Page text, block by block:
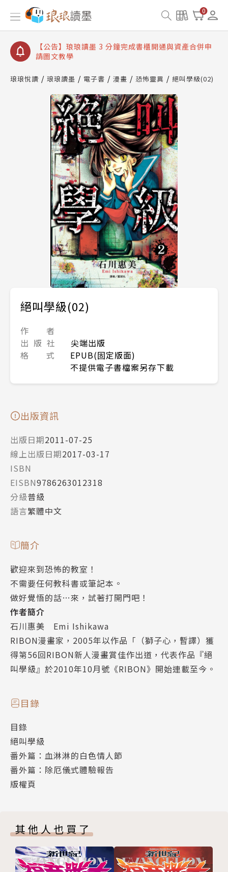
0
【公告】琅琅讀墨數位閱讀資產合併與書櫃開通申請
【公告】琅琅讀墨書櫃開通常見問題
【公告】琅琅讀墨 3 分鐘完成書櫃開通與資產合併申
請圖文教學
查詢
【公告】琅琅讀墨數位閱讀資產合併與書櫃開通申請
琅琅悅讀 琅琅讀墨 電子書 漫畫 恐怖靈異 絕叫學級(02)
絕叫學級(02)
作 者
出 版 社
尖端出版
格 式
EPUB(固定版面)
不提供電子書檔案另存下載
出版資訊
出版日期2011-07-25
線上出版日期2017-03-17
ISBN
EISBN9786263012318
分級普級
語言繁體中文
簡介
歡迎來到恐怖的教室！
不需要任何教科書或筆記本。
做好覺悟的話…來，試著打開門吧！
作者簡介
石川惠美 Emi Ishikawa
RIBON漫畫家，2005年以作品「（獅子心，暫譯）獲
得第56回RIBON新人漫畫賞佳作出道，代表作品『絕
叫學級』於2010年10月號《RIBON》開始連載至今。
目錄
目錄
絕叫學級
番外篇：血淋淋的白色情人節
番外篇：除厄儀式體驗報告
版權頁
其他人也買了